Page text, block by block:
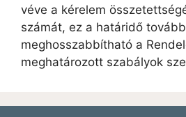
véve a kérelem
számát, ez a határidő
meghosszabbítható a
meghatározott szabályok